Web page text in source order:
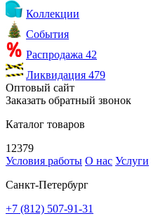
Коллекции
События
Распродажа 42
Ликвидация 479
Оптовый сайт
Заказать обратный звонок
Каталог товаров
12379
Условия работы О нас Услуги
Санкт-Петербург
+7 (812) 507-91-31